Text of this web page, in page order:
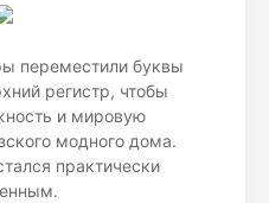
переместили буквы
регистр, чтобы
и мировую
модного дома.
практически